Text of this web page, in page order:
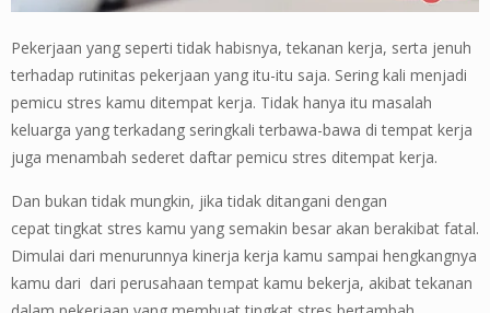
Pekerjaan yang seperti tidak habisnya, tekanan kerja, serta jenuh
terhadap rutinitas pekerjaan yang itu-itu saja. Sering kali menjadi
pemicu stres kamu ditempat kerja. Tidak hanya itu masalah
keluarga yang terkadang seringkali terbawa-bawa di tempat kerja
juga menambah sederet daftar pemicu stres ditempat kerja.
Dan bukan tidak mungkin, jika tidak ditangani dengan
cepat tingkat stres kamu yang semakin besar akan berakibat fatal.
Dimulai dari menurunnya kinerja kerja kamu sampai hengkangnya
kamu dari dari perusahaan tempat kamu bekerja, akibat tekanan